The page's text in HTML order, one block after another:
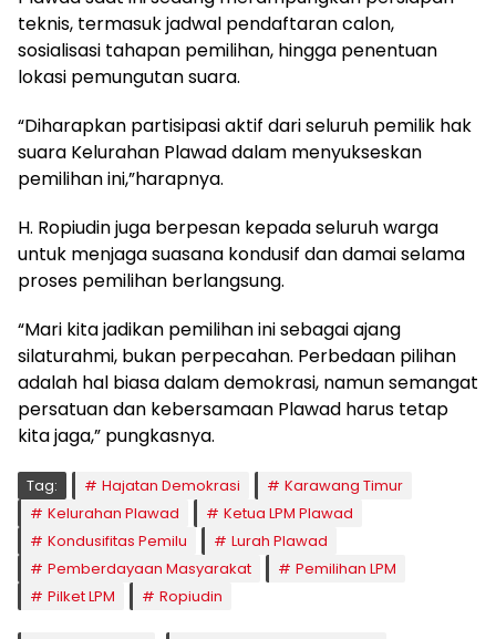
teknis, termasuk jadwal pendaftaran calon,
sosialisasi tahapan pemilihan, hingga penentuan
lokasi pemungutan suara.
“Diharapkan partisipasi aktif dari seluruh pemilik hak
suara Kelurahan Plawad dalam menyukseskan
pemilihan ini,”harapnya.
H. Ropiudin juga berpesan kepada seluruh warga
untuk menjaga suasana kondusif dan damai selama
proses pemilihan berlangsung.
“Mari kita jadikan pemilihan ini sebagai ajang
silaturahmi, bukan perpecahan. Perbedaan pilihan
adalah hal biasa dalam demokrasi, namun semangat
persatuan dan kebersamaan Plawad harus tetap
kita jaga,” pungkasnya.
Tag: Hajatan Demokrasi
Karawang Timur
Kelurahan Plawad
Ketua LPM Plawad
Kondusifitas Pemilu
Lurah Plawad
Pemberdayaan Masyarakat
Pemilihan LPM
Pilket LPM
Ropiudin